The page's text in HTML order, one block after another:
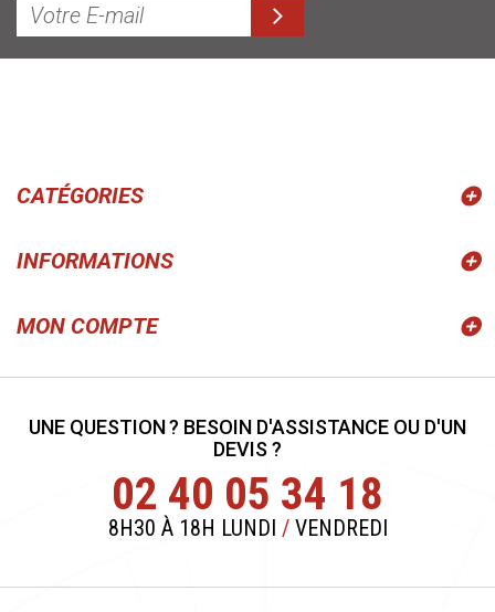
CATÉGORIES
INFORMATIONS
MON COMPTE
UNE QUESTION ? BESOIN D'ASSISTANCE OU D'UN
DEVIS ?
02 40 05 34 18
8H30 À 18H LUNDI /VENDREDI